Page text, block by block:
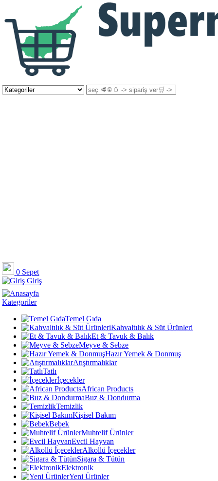
0 Sepet
Giriş
Kategoriler
Temel Gıda
Kahvaltılık & Süt Ürünleri
Et & Tavuk & Balık
Meyve & Sebze
Hazır Yemek & Donmuş
Atıştırmalıklar
Tatlı
İçecekler
African Products
Buz & Dondurma
Temizlik
Kişisel Bakım
Bebek
Muhtelif Ürünler
Evcil Hayvan
Alkollü İçecekler
Sigara & Tütün
Elektronik
Yeni Ürünler